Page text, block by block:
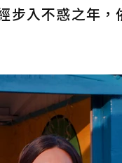
步入不惑之年，